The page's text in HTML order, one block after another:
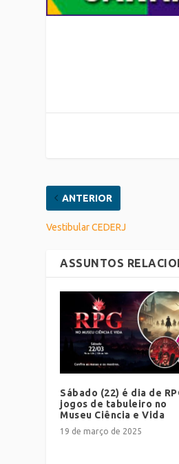
ANTERIOR
Vestibular CEDERJ
ASSUNTOS
Sábado (22) é dia de
jogos de tabuleiro no
Museu Ciência e Vida
19 de março de 2025